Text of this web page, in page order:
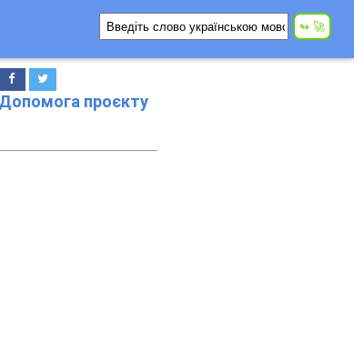
Допомога проєкту